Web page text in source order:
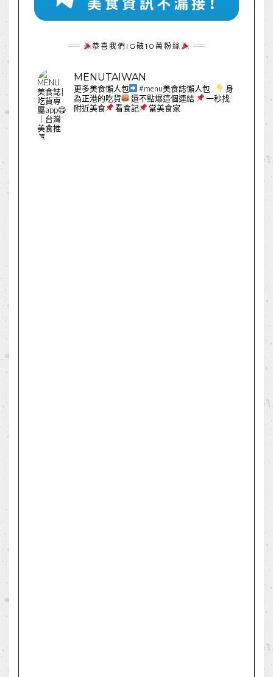
恭喜我們IG破10萬粉絲
MENUTAIWAN
更多美食懶人包 #menu美食誌懶人包 .
身
為正港的吃貨
還不點爆這個連結
一秒找
附近美食
看食記 當美食家